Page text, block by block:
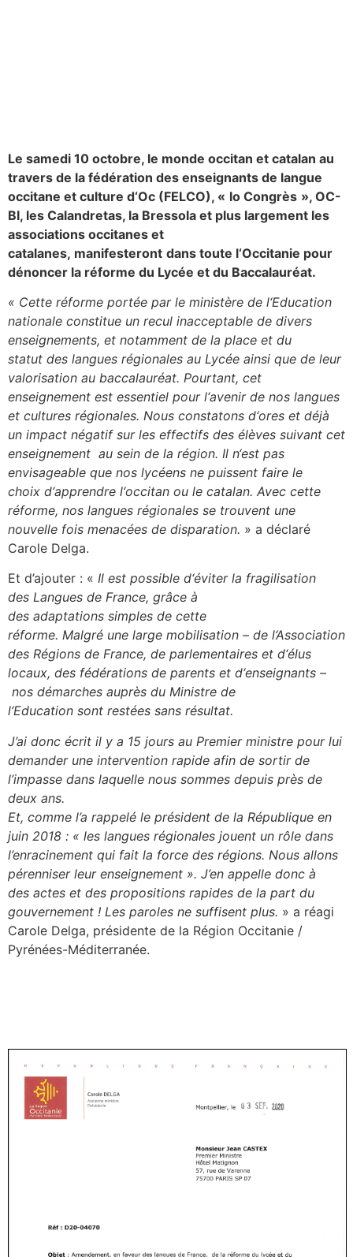
Le samedi 10 octobre, le monde occitan et catalan au
travers de la fédération des enseignants de langue
occitane et culture d‘Oc (FELCO), « lo Congrès », OC-
BI, les Calandretas, la Bressola et plus largement les
associations occitanes et
catalanes, manifesteront dans toute l‘Occitanie pour
dénoncer la réforme du Lycée et du Baccalauréat.
« Cette réforme portée par le ministère de l‘Education
nationale constitue un recul inacceptable de divers
enseignements, et notamment de la place et du
statut des langues régionales au Lycée ainsi que de leur
valorisation au baccalauréat. Pourtant, cet
enseignement est essentiel pour l‘avenir de nos langues
et cultures régionales. Nous constatons d‘ores et déjà
un impact négatif sur les effectifs des élèves suivant cet
enseignement au sein de la région. Il n‘est pas
envisageable que nos lycéens ne puissent faire le
choix d‘apprendre l‘occitan ou le catalan. Avec cette
réforme, nos langues régionales se trouvent une
nouvelle fois menacées de disparation. » a déclaré
Carole Delga.
Et d’ajouter : « Il est possible d‘éviter la fragilisation
des Langues de France, grâce à
des adaptations simples de cette
réforme. Malgré une large mobilisation – de lAssociation
des Régions de France, de parlementaires et d‘élus
locaux, des fédérations de parents et d‘enseignants –
nos démarches auprès du Ministre de
l‘Education sont restées sans résultat.
J’ai donc écrit il y a 15 jours au Premier ministre pour lui
demander une intervention rapide afin de sortir de
l’impasse dans laquelle nous sommes depuis près de
deux ans.
Et, comme l’a rappelé le président de la République en
juin 2018 : « les langues régionales jouent un rôle dans
l’enracinement qui fait la force des régions. Nous allons
pérenniser leur enseignement ». J’en appelle donc à
des actes et des propositions rapides de la part du
gouvernement ! Les paroles ne suffisent plus. » a réagi
Carole Delga, présidente de la Région Occitanie /
Pyrénées-Méditerranée.